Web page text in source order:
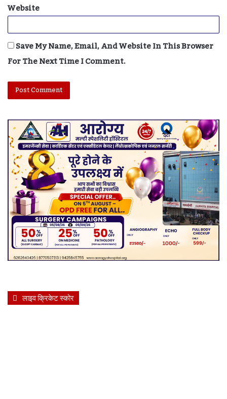
Website
Save My Name, Email, And Website In This Browser
For The Next Time I Comment.
लाइव क्रिकेट स्कोर